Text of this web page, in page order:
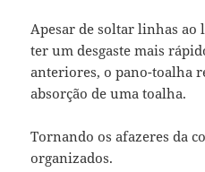
Apesar de soltar linhas ao
ter um desgaste mais
anteriores, o pano-toalha
absorção de uma toalha.
Tornando os afazeres da
organizados.